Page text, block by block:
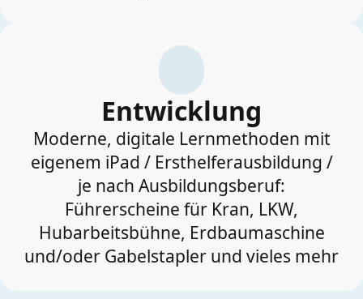
Entwicklung
Moderne, digitale Lernmethoden mit
eigenem iPad / Ersthelferausbildung /
je nach Ausbildungsberuf:
Führerscheine für Kran, LKW,
Hubarbeitsbühne, Erdbaumaschine
und/oder Gabelstapler und vieles mehr